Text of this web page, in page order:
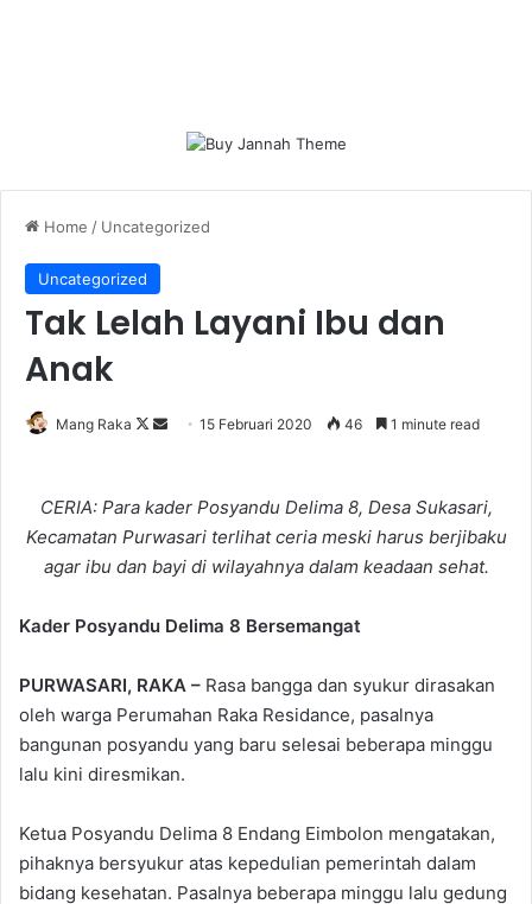
Home / Uncategorized
Uncategorized
Tak Lelah Layani Ibu dan
Anak
Mang Raka
Follow
Send15 Februari 2020 46 1 minute read
CERIA: Para kader Posyandu Delima 8, Desa Sukasari,
Kecamatan Purwasari terlihat ceria meski harus berjibaku
agar ibu dan bayi di wilayahnya dalam keadaan sehat.
Kader Posyandu Delima 8 Bersemangat
PURWASARI, RAKA – Rasa bangga dan syukur dirasakan
oleh warga Perumahan Raka Residance, pasalnya
bangunan posyandu yang baru selesai beberapa minggu
lalu kini diresmikan.
Ketua Posyandu Delima 8 Endang Eimbolon mengatakan,
pihaknya bersyukur atas kepedulian pemerintah dalam
bidang kesehatan. Pasalnya beberapa minggu lalu gedung